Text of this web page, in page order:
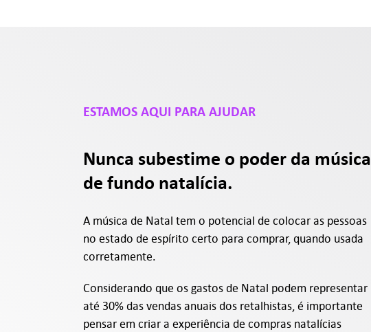
ESTAMOS AQUI PARA AJUDAR
Nunca subestime o poder da música
de fundo natalícia.
A música de Natal tem o potencial de colocar as pessoas
no estado de espírito certo para comprar, quando usada
corretamente.
Considerando que os gastos de Natal podem representar
até 30% das vendas anuais dos retalhistas, é importante
pensar em criar a experiência de compras natalícias